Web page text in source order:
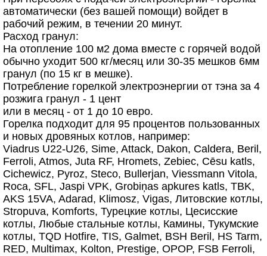
автоматически (без вашей помощи) войдет в
рабочий режим, в течении 20 минут.
Расход гранул:
На отопление 100 м2 дома вместе с горячей водой
обычно уходит 500 кг/месяц или 30-35 мешков 6мм
гранул (по 15 кг в мешке).
Потребление горелкой электроэнергии от тэна за 4
розжига гранул - 1 цент
или в месяц - от 1 до 10 евро.
Горелка подходит для 95 процентов пользованных
и новых дровяных котлов, например:
Viadrus U22-U26, Sime, Attack, Dakon, Caldera, Beril,
Ferroli, Atmos, Juta RF, Hromets, Zebiec, Cēsu katls,
Cichewicz, Pyroz, Steco, Bullerjan, Viessmann Vitola,
Roca, SFL, Jaspi VPK, Grobiņas apkures katls, TBK,
AKS 15VA, Adarad, Klimosz, Vigas, Литовские котлы,
Stropuva, Komforts, Турецкие котлы, Цесисские
котлы, Любые стальные котлы, Камины, Тукумские
котлы, TQD Hotfire, TIS, Galmet, BSH Beril, HS Tarm,
RED, Multimax, Kolton, Prestige, OPOP, FSB Ferroli,